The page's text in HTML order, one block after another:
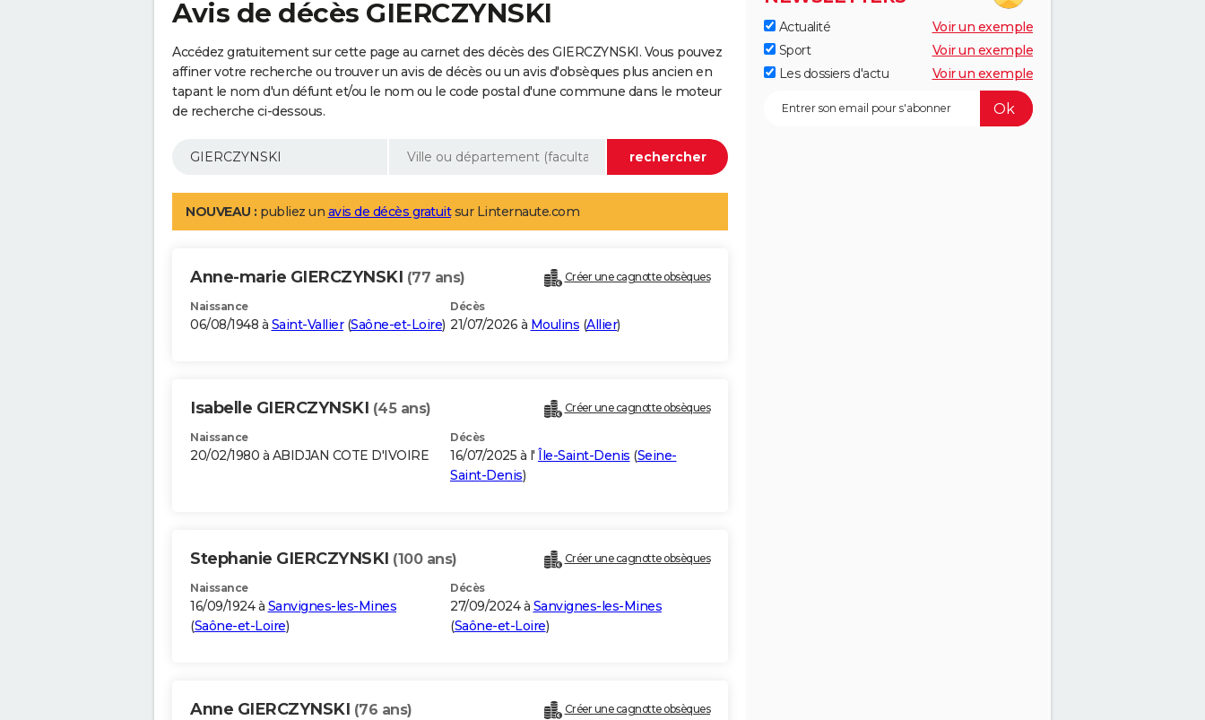
Avis de décès GIERCZYNSKI
Accédez gratuitement sur cette page au carnet des décès des GIERCZYNSKI. Vous pouvez
affiner votre recherche ou trouver un avis de décès ou un avis d'obsèques plus ancien en
tapant le nom d'un défunt et/ou le nom ou le code postal d'une commune dans le moteur
de recherche ci-dessous.
NOUVEAU : publiez un avis de décès gratuitsur Linternaute.com
Anne-marie GIERCZYNSKI (77 ans) Créer une cagnotte obsèques
Naissance
06/08/1948 à Saint-Vallier(Saône-et-Loire)
Décès
21/07/2026 à Moulins (Allier)
Isabelle GIERCZYNSKI (45 ans) Créer une cagnotte obsèques
Naissance
20/02/1980 à ABIDJAN COTE D'IVOIRE
Décès
16/07/2025 à l' Île-Saint-Denis (Seine-
Saint-Denis)
Stephanie GIERCZYNSKI (100 ans) Créer une cagnotte obsèques
Naissance
16/09/1924 à Sanvignes-les-Mines
(Saône-et-Loire)
Décès
27/09/2024 à Sanvignes-les-Mines
(Saône-et-Loire)
Anne GIERCZYNSKI (76 ans) Créer une cagnotte obsèques
Actualité
Voir un exemple
Sport
Voir un exemple
Les dossiers d'actu
Voir un exemple